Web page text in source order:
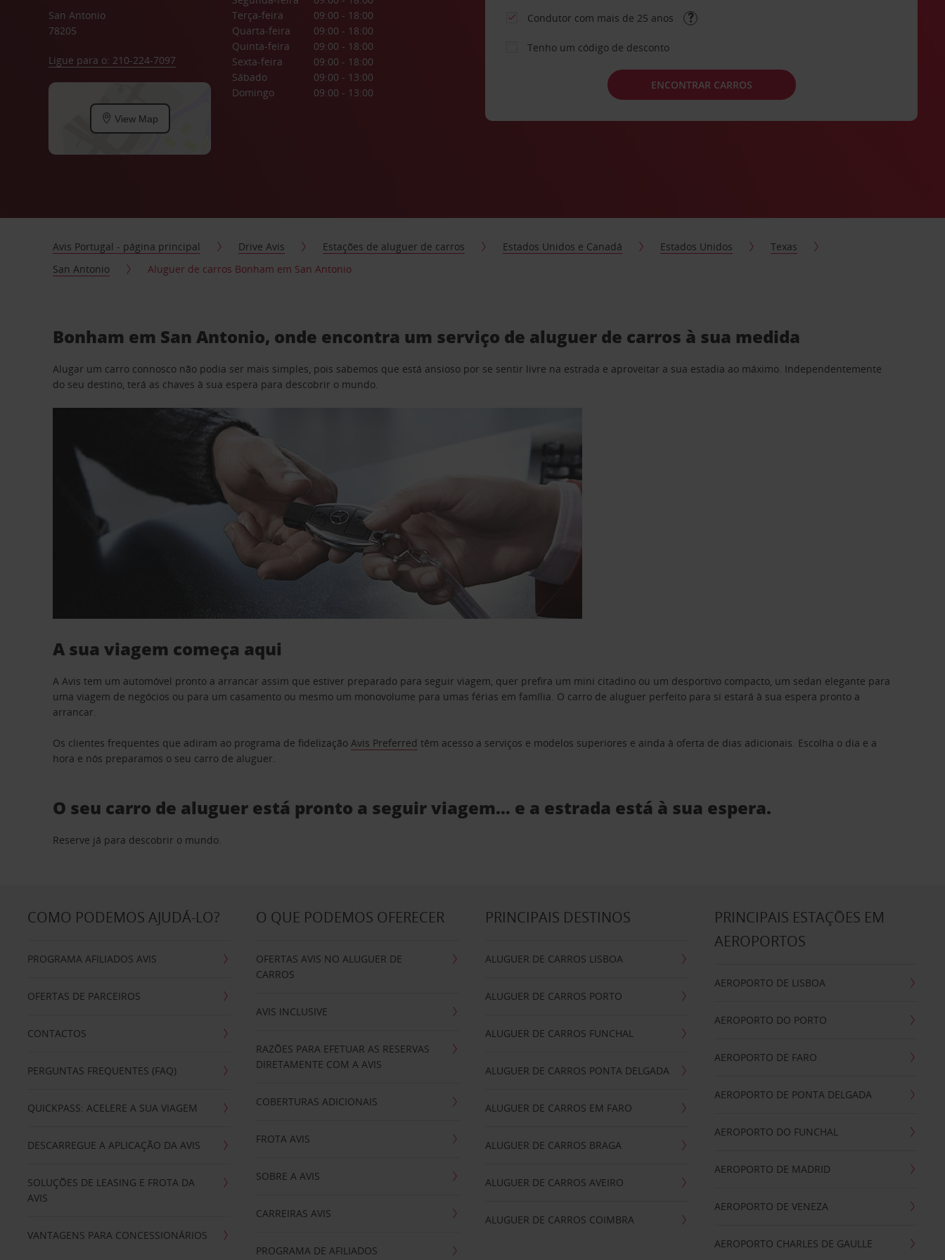
San Antonio
78205
Ligue para o: 210-224-7097
View Map
Terça-feira
09:00 - 18:00
Quarta-feira
09:00 - 18:00
Quinta-feira
09:00 - 18:00
Sexta-feira
09:00 - 18:00
Sábado
09:00 - 13:00
Domingo
09:00 - 13:00
Condutor com mais de 25 anos
Tenho um código de desconto
ENCONTRAR CARROS
Avis Portugal - página principal Drive Avis Estações de aluguer de carros Estados Unidos e Canadá Estados Unidos
Texas
San Antonio
Aluguer de carros Bonham em San Antonio
Bonham em San Antonio, onde encontra um serviço de aluguer de carros à sua medida
Alugar um carro connosco não podia ser mais simples, pois sabemos que está ansioso por se sentir livre na estrada e aproveitar a sua estadia ao máximo. Independentemente
do seu destino, terá as chaves à sua espera para descobrir o mundo.
A sua viagem começa aqui
A Avis tem um automóvel pronto a arrancar assim que estiver preparado para seguir viagem, quer prefira um mini citadino ou um desportivo compacto, um sedan elegante para
uma viagem de negócios ou para um casamento ou mesmo um monovolume para umas férias em família. O carro de aluguer perfeito para si estará à sua espera pronto a
arrancar.
Os clientes frequentes que adiram ao programa de fidelizaçãoAvis Preferred têm acesso a serviços e modelos superiores e ainda à oferta de dias adicionais. Escolha o dia e a
hora e nós preparamos o seu carro de aluguer.
O seu carro de aluguer está pronto a seguir viagem… e a estrada está à sua espera.
Reserve já para descobrir o mundo.
COMO PODEMOS AJUDÁ-LO?
PROGRAMA AFILIADOS AVIS
OFERTAS DE PARCEIROS
CONTACTOS
PERGUNTAS FREQUENTES (FAQ)
QUICKPASS: ACELERE A SUA VIAGEM
DESCARREGUE A APLICAÇÃO DA AVIS
SOLUÇÕES DE LEASING E FROTA DA
AVIS
VANTAGENS PARA CONCESSIONÁRIOS
O QUE PODEMOS OFERECER
OFERTAS AVIS NO ALUGUER DE
CARROS
AVIS INCLUSIVE
RAZÕES PARA EFETUAR AS RESERVAS
DIRETAMENTE COM A AVIS
COBERTURAS ADICIONAIS
FROTA AVIS
SOBRE A AVIS
CARREIRAS AVIS
PROGRAMA DE AFILIADOS
PRINCIPAIS DESTINOS
ALUGUER DE CARROS LISBOA
ALUGUER DE CARROS PORTO
ALUGUER DE CARROS FUNCHAL
ALUGUER DE CARROS PONTA DELGADA
ALUGUER DE CARROS EM FARO
ALUGUER DE CARROS BRAGA
ALUGUER DE CARROS AVEIRO
ALUGUER DE CARROS COIMBRA
PRINCIPAIS ESTAÇÕES EM
AEROPORTOS
AEROPORTO DE LISBOA
AEROPORTO DO PORTO
AEROPORTO DE FARO
AEROPORTO DE PONTA DELGADA
AEROPORTO DO FUNCHAL
AEROPORTO DE MADRID
AEROPORTO DE VENEZA
AEROPORTO CHARLES DE GAULLE